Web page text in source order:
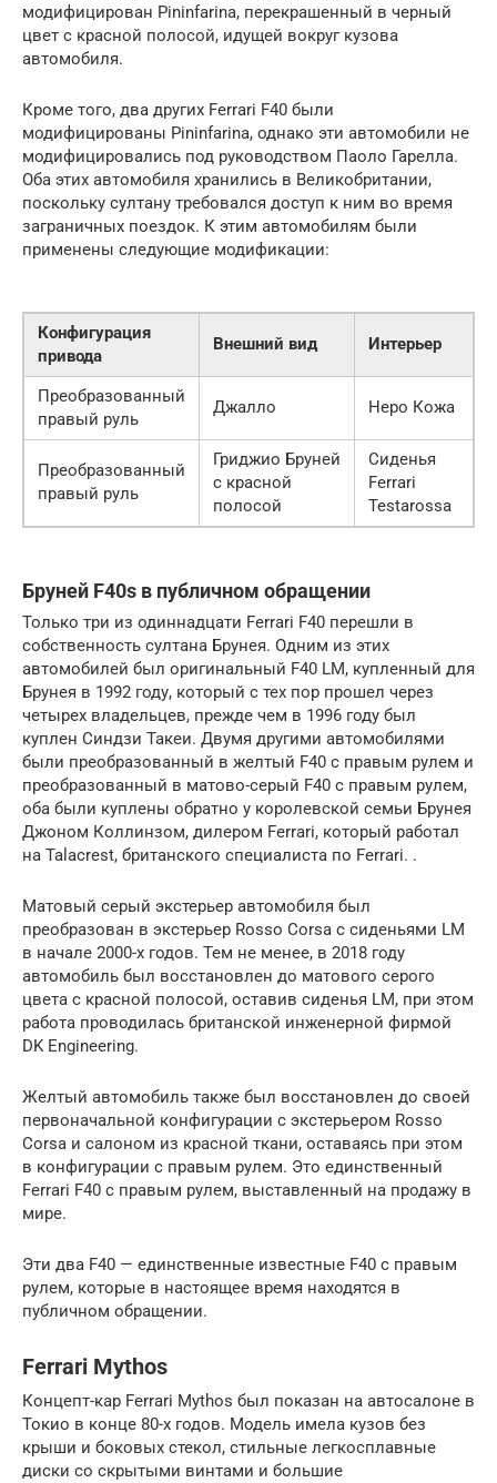
модифицирован Pininfarina, перекрашенный в черный
цвет с красной полосой, идущей вокруг кузова
автомобиля.
Кроме того, два других Ferrari F40 были
модифицированы Pininfarina, однако эти автомобили не
модифицировались под руководством Паоло Гарелла.
Оба этих автомобиля хранились в Великобритании,
поскольку султану требовался доступ к ним во время
заграничных поездок. К этим автомобилям были
применены следующие модификации:
Конфигурация
привода
Внешний вид Интерьер
Преобразованный
правый руль
Джалло Неро Кожа
Преобразованный
правый руль
Гриджио Бруней
с красной
полосой
Сиденья
Ferrari
Testarossa
Бруней F40s в публичном обращении
Только три из одиннадцати Ferrari F40 перешли в
собственность султана Брунея. Одним из этих
автомобилей был оригинальный F40 LM, купленный для
Брунея в 1992 году, который с тех пор прошел через
четырех владельцев, прежде чем в 1996 году был
куплен Синдзи Такеи. Двумя другими автомобилями
были преобразованный в желтый F40 с правым рулем и
преобразованный в матово-серый F40 с правым рулем,
оба были куплены обратно у королевской семьи Брунея
Джоном Коллинзом, дилером Ferrari, который работал
на Talacrest, британского специалиста по Ferrari. .
Матовый серый экстерьер автомобиля был
преобразован в экстерьер Rosso Corsa с сиденьями LM
в начале 2000-х годов. Тем не менее, в 2018 году
автомобиль был восстановлен до матового серого
цвета с красной полосой, оставив сиденья LM, при этом
работа проводилась британской инженерной фирмой
DK Engineering.
Желтый автомобиль также был восстановлен до своей
первоначальной конфигурации с экстерьером Rosso
Corsa и салоном из красной ткани, оставаясь при этом
в конфигурации с правым рулем. Это единственный
Ferrari F40 с правым рулем, выставленный на продажу в
мире.
Эти два F40 — единственные известные F40 с правым
рулем, которые в настоящее время находятся в
публичном обращении.
Ferrari Mythos
Концепт-кар Ferrari Mythos был показан на автосалоне в
Токио в конце 80-х годов. Модель имела кузов без
крыши и боковых стекол, стильные легкосплавные
диски со скрытыми винтами и большие